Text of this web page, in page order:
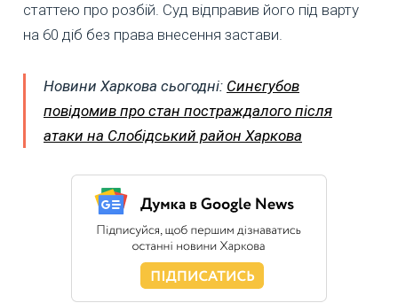
статтею про розбій. Суд відправив його під варту
на 60 діб без права внесення застави.
Новини Харкова сьогодні: Синєгубов
повідомив про стан постраждалого після
атаки на Слобідський район Харкова